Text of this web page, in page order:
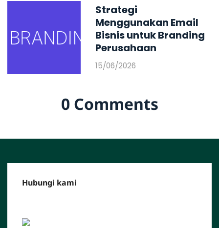
Strategi
Menggunakan Email
Bisnis untuk Branding
Perusahaan
15/06/2026
0 Comments
Hubungi kami